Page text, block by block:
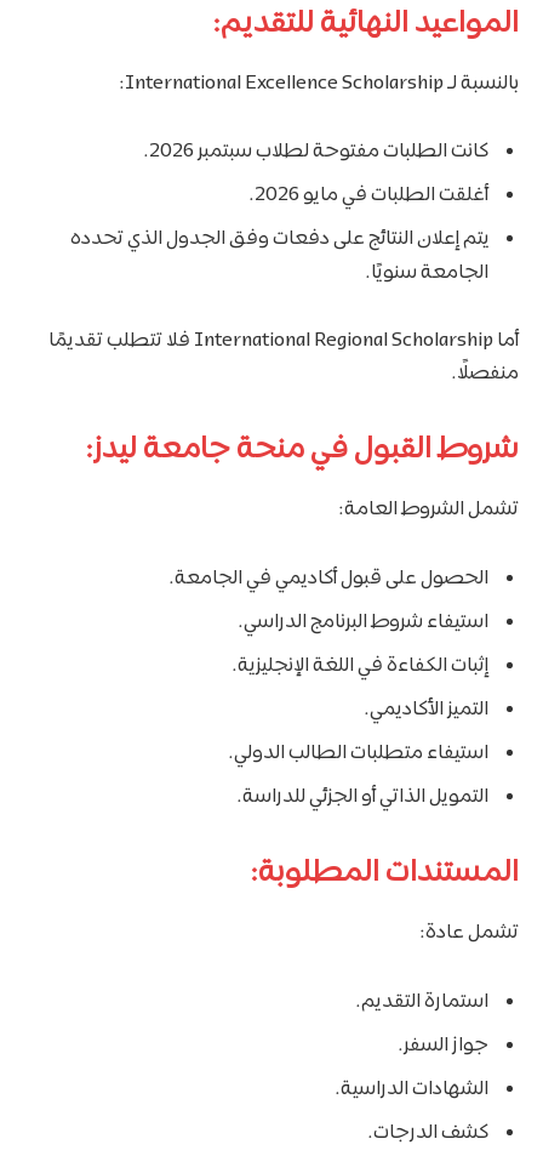
المواعيد النهائية للتقديم:
بالنسبة لـ International Excellence Scholarship:
كانت الطلبات مفتوحة لطلاب سبتمبر 2026.
أغلقت الطلبات في مايو 2026.
يتم إعلان النتائج على دفعات وفق الجدول الذي تحدده
الجامعة سنويًا.
أما International Regional Scholarship فلا تتطلب تقديمًا
منفصلًا.
شروط القبول في منحة جامعة ليدز:
تشمل الشروط العامة:
الحصول على قبول أكاديمي في الجامعة.
استيفاء شروط البرنامج الدراسي.
إثبات الكفاءة في اللغة الإنجليزية.
التميز الأكاديمي.
استيفاء متطلبات الطالب الدولي.
التمويل الذاتي أو الجزئي للدراسة.
المستندات المطلوبة:
تشمل عادة:
استمارة التقديم.
جواز السفر.
الشهادات الدراسية.
كشف الدرجات.